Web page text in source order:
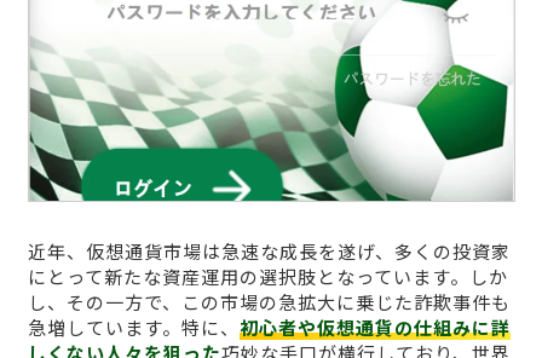
近年、仮想通貨市場は急速な成長を遂げ、多くの投資家
にとって新たな資産運用の選択肢となっています。しか
し、その一方で、この市場の急拡大に乗じた詐欺事件も
急増しています。特に、 初心者や仮想通貨の仕組みに詳
しくない人々を狙った巧妙な手口が横行しており、世界